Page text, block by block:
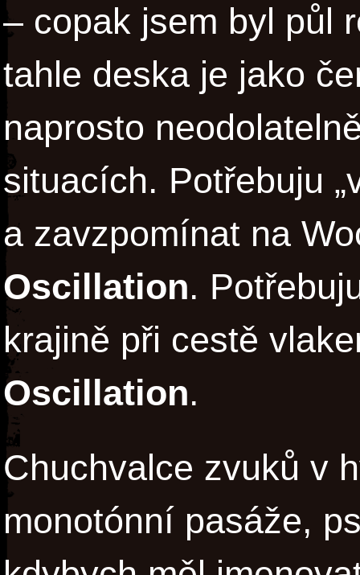
– copak jsem byl půl
tahle deska je jako
naprosto
situacích. Potřebuju
a zavzpomínat na
Oscillation.
krajině při cestě
Oscillation.
Chuchvalce zvuků v
monotónní pasáže,